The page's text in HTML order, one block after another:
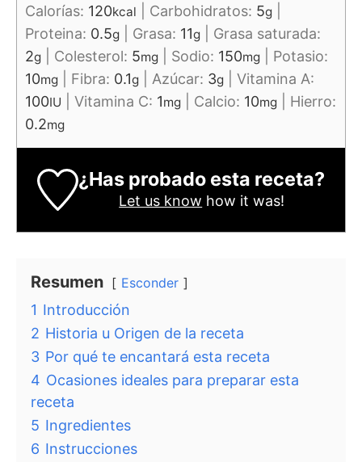
Calorías: 120kcal Carbohidratos: 5g
Proteina: 0.5g Grasa: 11g
Grasa saturada:
2g Colesterol: 5mg Sodio: 150mg
Potasio:
10mg Fibra: 0.1g Azúcar: 3g
Vitamina A:
100IU Vitamina C: 1mg Calcio: 10mg
Hierro:
0.2mg
¿Has probado esta receta?
Let us know how it was!
Resumen Esconder
1 Introducción
2 Historia u Origen de la receta
3 Por qué te encantará esta receta
4 Ocasiones ideales para preparar esta
receta
5 Ingredientes
6 Instrucciones